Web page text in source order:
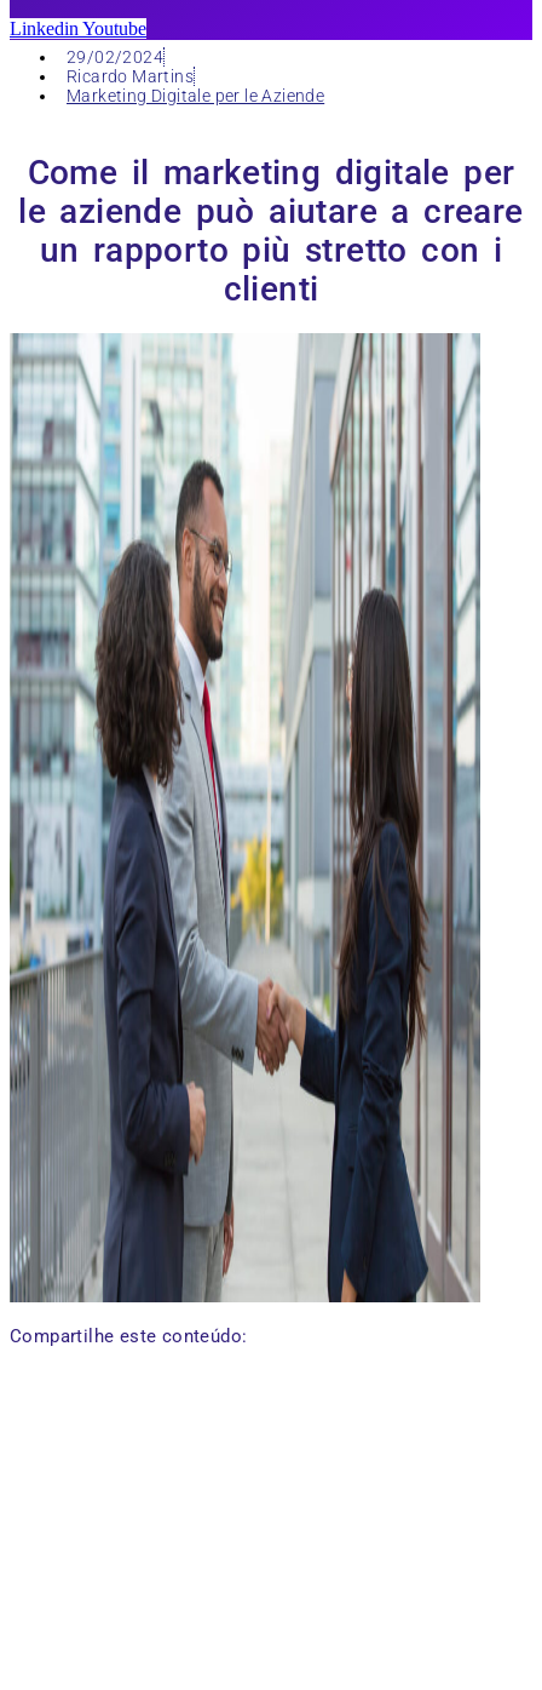
Linkedin Youtube
29/02/2024
Ricardo Martins
Marketing Digitale per le Aziende
Come il marketing digitale per
le aziende può aiutare a creare
un rapporto più stretto con i
clienti
Compartilhe este conteúdo: